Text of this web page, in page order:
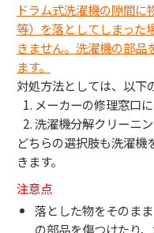
ドラム式洗濯機の隙間
等）を落としてしまった
きません。洗濯機の部品
ます。
対処方法としては、以下
メーカーの修理窓口
洗濯機分解クリーニ
どちらの選択肢も洗濯機
きます。
注意点
落とした物をそのま
の部品を傷つけたり